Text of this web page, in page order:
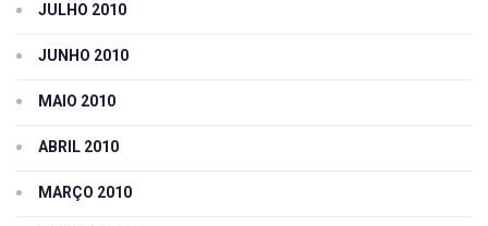
JULHO 2010
JUNHO 2010
MAIO 2010
ABRIL 2010
MARÇO 2010